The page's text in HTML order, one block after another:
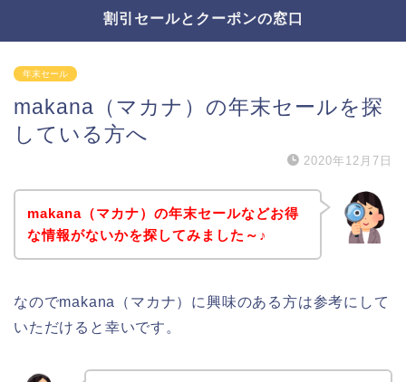
割引セールとクーポンの窓口
年末セール
makana（マカナ）の年末セールを探
している方へ
2020年12月7日
makana（マカナ）の年末セールなどお得
な情報がないかを探してみました～♪
なのでmakana（マカナ）に興味のある方は参考にして
いただけると幸いです。